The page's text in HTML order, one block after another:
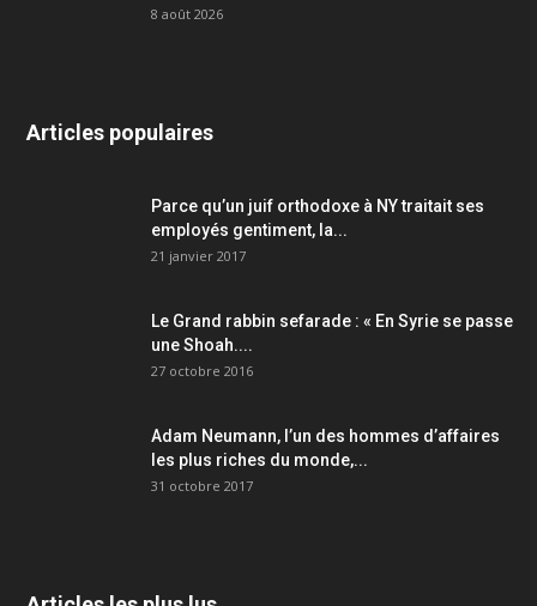
8 août 2026
Articles populaires
Parce qu’un juif orthodoxe à NY traitait ses
employés gentiment, la...
21 janvier 2017
Le Grand rabbin sefarade : « En Syrie se passe
une Shoah....
27 octobre 2016
Adam Neumann, l’un des hommes d’affaires
les plus riches du monde,...
31 octobre 2017